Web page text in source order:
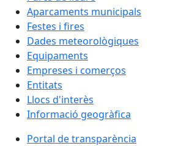
Aparcaments municipals
Festes i fires
Dades meteorològiques
Equipaments
Empreses i comerços
Entitats
Llocs d'interès
Informació geogràfica
Portal de transparència